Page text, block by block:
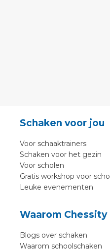
Schaken voor jou
Voor schaaktrainers
Schaken voor het gezin
Voor scholen
Gratis workshop voor
Leuke evenementen
Waarom Chessity
Blogs over schaken
Waarom schoolschaken